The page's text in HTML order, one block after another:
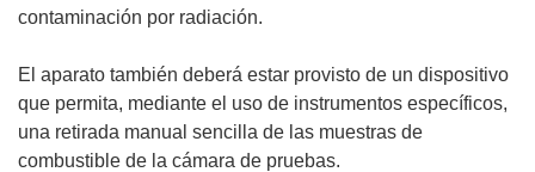
contaminación por radiación.
El aparato también deberá estar provisto de un dispositivo
que permita, mediante el uso de instrumentos específicos,
una retirada manual sencilla de las muestras de
combustible de la cámara de pruebas.